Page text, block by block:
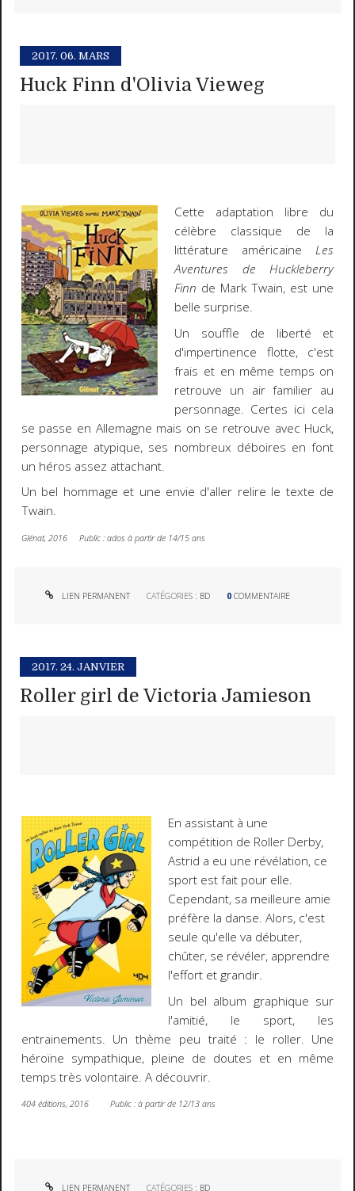
2017. 06. MARS
Huck Finn d'Olivia Vieweg
Cette adaptation libre du
célèbre classique de la
littérature américaine Les
Aventures de Huckleberry
Finn de Mark Twain, est une
belle surprise.
Un souffle de liberté et
d'impertinence flotte, c'est
frais et en même temps on
retrouve un air familier au
personnage. Certes ici cela
se passe en Allemagne mais on se retrouve avec Huck,
personnage atypique, ses nombreux déboires en font
un héros assez attachant.
Un bel hommage et une envie d'aller relire le texte de
Twain.
Glénat, 2016 Public : ados à partir de 14/15 ans
LIEN PERMANENT CATÉGORIES : BD 0 COMMENTAIRE
2017. 24. JANVIER
Roller girl de Victoria Jamieson
En assistant à une
compétition de Roller Derby,
Astrid a eu une révélation, ce
sport est fait pour elle.
Cependant, sa meilleure amie
préfère la danse. Alors, c'est
seule qu'elle va débuter,
chûter, se révéler, apprendre
l'effort et grandir.
Un bel album graphique sur
l'amitié, le sport, les
entrainements. Un thème peu traité : le roller. Une
héroïne sympathique, pleine de doutes et en même
temps très volontaire. A découvrir.
404 éditions, 2016 Public : à partir de 12/13 ans
LIEN PERMANENT CATÉGORIES : BD